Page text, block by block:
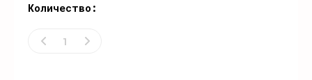
Количество: